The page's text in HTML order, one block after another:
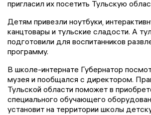
пригласил их посетить Тульскую
Детям привезли ноутбуки,
канцтовары и тульские сладости. А
подготовили для воспитанников
программу.
В школе-интернате Губернатор
музея и пообщался с директором.
Тульской области поможет в
специального обучающего
установит на территории школы